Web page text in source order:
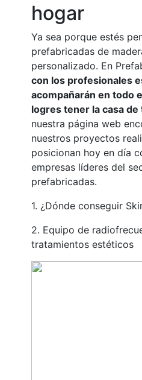
hogar
Ya sea porque estés
prefabricadas de
personalizado. En
con los profesionales
acompañarán en todo
logres tener la casa
nuestra página web
nuestros proyectos
posicionan hoy en día
empresas líderes del
prefabricadas.
1. ¿Dónde conseguir
2. Equipo de
tratamientos estéticos